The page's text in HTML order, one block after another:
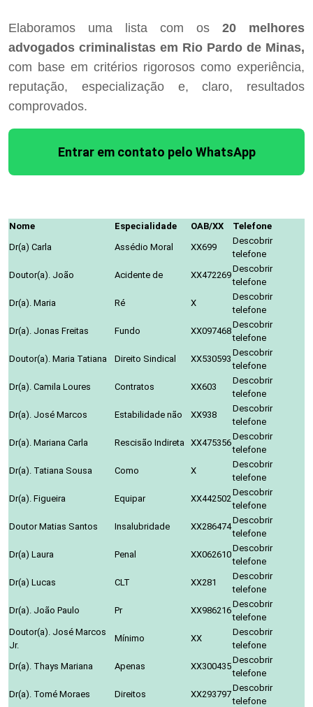
Elaboramos uma lista com os 20 melhores
advogados criminalistas em Rio Pardo de Minas,
com base em critérios rigorosos como experiência,
reputação, especialização e, claro, resultados
comprovados.
Entrar em contato pelo WhatsApp
Nome Especialidade OAB/XX
Telefone
Dr(a) Carla
Assédio Moral XX699
Descobrir
telefone
Doutor(a). João
Acidente de XX472269
Descobrir
telefone
Dr(a). Maria
Ré X
Descobrir
telefone
Dr(a). Jonas Freitas
Fundo XX097468
Descobrir
telefone
Doutor(a). Maria Tatiana
Direito Sindical XX530593
Descobrir
telefone
Dr(a). Camila Loures
Contratos XX603
Descobrir
telefone
Dr(a). José Marcos
Estabilidade não XX938
Descobrir
telefone
Dr(a). Mariana Carla
Rescisão Indireta XX475356
Descobrir
telefone
Dr(a). Tatiana Sousa
Como X
Descobrir
telefone
Dr(a). Figueira
Equipar XX442502
Descobrir
telefone
Doutor Matias Santos
Insalubridade XX286474
Descobrir
telefone
Dr(a) Laura
Penal XX062610
Descobrir
telefone
Dr(a) Lucas
CLT XX281
Descobrir
telefone
Dr(a). João Paulo
Pr XX986216
Descobrir
telefone
Doutor(a). José Marcos
Jr.
Mínimo XX
Descobrir
telefone
Dr(a). Thays Mariana
Apenas XX300435
Descobrir
telefone
Dr(a). Tomé Moraes
Direitos XX293797
Descobrir
telefone